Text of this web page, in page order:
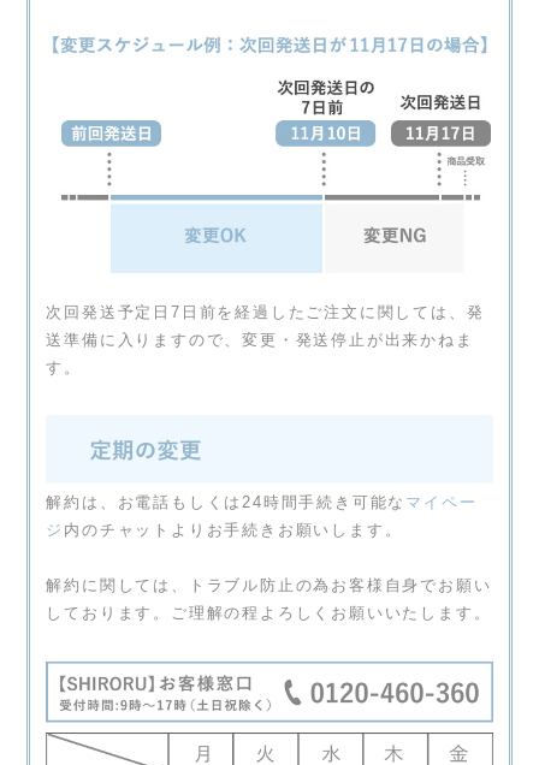
次回発送予定日7日前を経過したご注文に関しては、発
送準備に入りますので、変更・発送停止が出来かねま
す。
解約は、お電話もしくは24時間手続き可能な マイペー
ジ 内のチャットよりお手続きお願いします。
解約に関しては、トラブル防止の為お客様自身でお願い
しております。ご理解の程よろしくお願いいたします。